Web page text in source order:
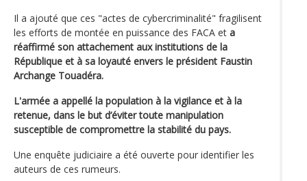
Il a ajouté que ces "actes de cybercriminalité" fragilisent
les efforts de montée en puissance des FACA et a
réaffirmé son attachement aux institutions de la
République et à sa loyauté envers le président Faustin
Archange Touadéra.
L'armée a appellé la population à la vigilance et à la
retenue, dans le but d’éviter toute manipulation
susceptible de compromettre la stabilité du pays.
Une enquête judiciaire a été ouverte pour identifier les
auteurs de ces rumeurs.